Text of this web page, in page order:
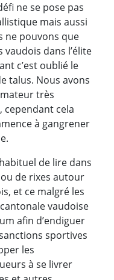
ne se pose pas
mais aussi
ne pouvons que
dans l’élite
c’est oublié le
talus. Nous avons
très
cependant cela
à gangrener
de lire dans
de rixes autour
et ce malgré les
vaudoise
afin d’endiguer
sportives
les
à se livrer